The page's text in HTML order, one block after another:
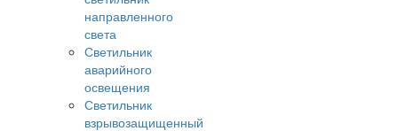
направленного
света
Светильник
аварийного
освещения
Светильник
взрывозащищенный